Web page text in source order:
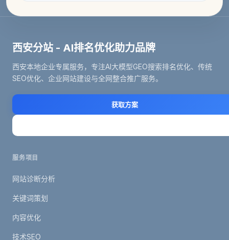
西安分站 - AI排名优化助力品牌
西安本地企业专属服务，专注AI大模型GEO搜索排名优化、传统
SEO优化、企业网站建设与全网整合推广服务。
获取方案
服务项目
网站诊断分析
关键词策划
内容优化
技术SEO